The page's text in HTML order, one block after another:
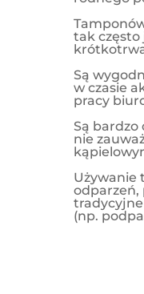
tak często
Są
w czasie
pracy
Są bardzo
nie
Używanie
odparzeń,
(np.